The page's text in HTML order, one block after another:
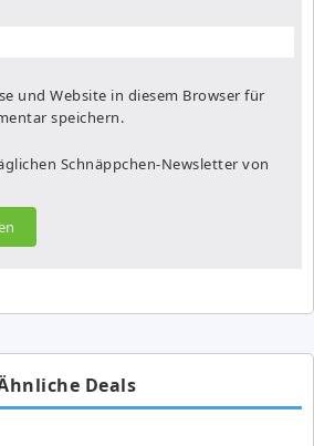
und Website in diesem Browser für
speichern.
Schnäppchen-Newsletter von
Deals